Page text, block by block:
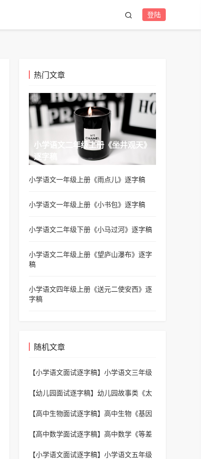
登陆
热门文章
小学语文二年级上册《坐井观天》
逐字稿
小学语文一年级上册《雨点儿》逐字稿
小学语文一年级上册《小书包》逐字稿
小学语文二年级下册《小马过河》逐字稿
小学语文二年级上册《望庐山瀑布》逐字
稿
小学语文四年级上册《送元二使安西》逐
字稿
随机文章
【小学语文面试逐字稿】 小学语文三年级
【幼儿园面试逐字稿】 幼儿园故事类《太
【高中生物面试逐字稿】 高中生物《基因
【高中数学面试逐字稿】 高中数学《等差
【小学语文面试逐字稿】 小学语文五年级